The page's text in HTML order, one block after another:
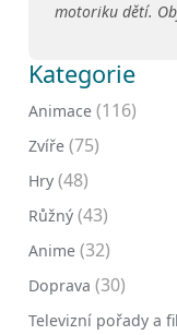
motoriku dětí.
Kategorie
Animace (116)
Zvíře (75)
Hry (48)
Růžný (43)
Anime (32)
Doprava (30)
Televizní pořady a